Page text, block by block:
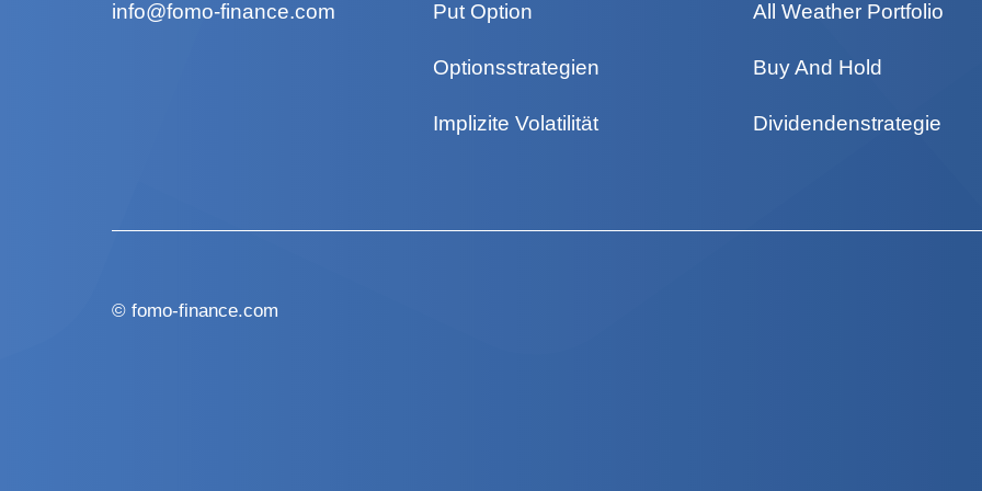
info@fomo-finance.com Put Option
Optionsstrategien
Implizite Volatilität
All Weather Portfolio
Buy And Hold
Dividendenstrategie
© fomo-finance.com